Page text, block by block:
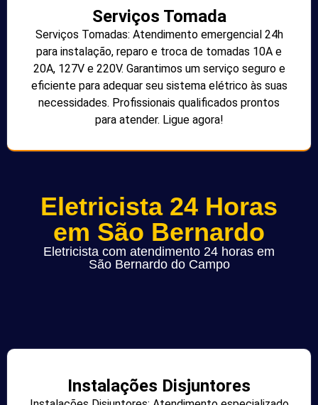
Serviços Tomada
Serviços Tomadas: Atendimento emergencial 24h
para instalação, reparo e troca de tomadas 10A e
20A, 127V e 220V. Garantimos um serviço seguro e
eficiente para adequar seu sistema elétrico às suas
necessidades. Profissionais qualificados prontos
para atender. Ligue agora!
Eletricista 24 Horas
em São Bernardo
Eletricista com atendimento 24 horas em
São Bernardo do Campo
Instalações Disjuntores